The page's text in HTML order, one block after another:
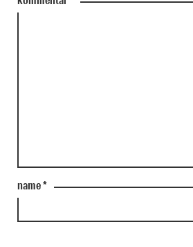
name*